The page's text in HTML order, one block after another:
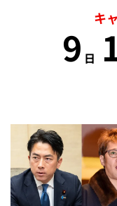
キ
9日